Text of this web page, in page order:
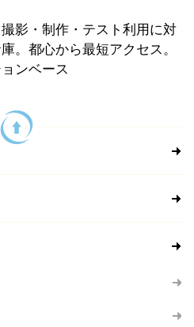
影・制作・テスト利用に対
。都心から最短アクセス。
ンベース